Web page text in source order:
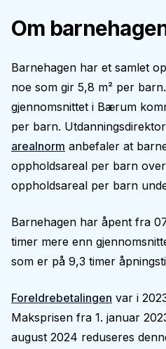
Om
Barnehagen har et samlet
noe som gir 5,8 m² per
gjennomsnittet i Bærum
per barn.
arealnorm anbefaler at
oppholdsareal per barn
oppholdsareal per barn
Barnehagen har åpent fra
timer mere enn
som er på 9,3 timer
Foreldrebetalingen var i
Maksprisen fra 1. januar
august 2024 reduseres